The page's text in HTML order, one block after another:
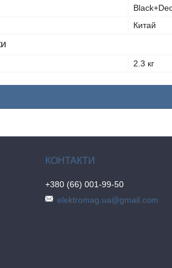
Китай
2.3 кг
+380 (66) 001-99-50
elektromag.ua@gmail.com